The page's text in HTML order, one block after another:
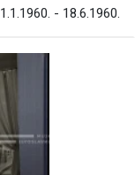
1.1.1960. - 18.6.1960.